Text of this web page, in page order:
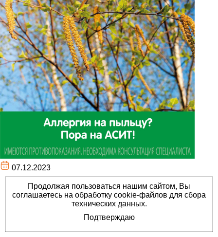
07.12.2023
На сегодня единственным
методом лечения сезонной
аллергии, который дает